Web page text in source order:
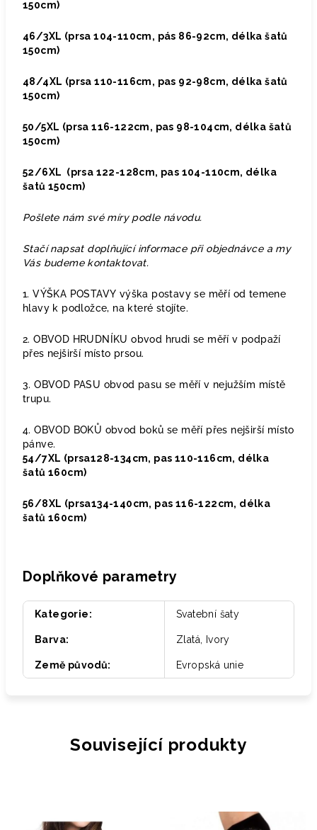
150cm)
46/3XL (prsa 104-110cm, pás 86-92cm, délka šatů
150cm)
48/4XL (prsa 110-116cm, pas 92-98cm, délka šatů
150cm)
50/5XL (prsa 116-122cm, pas 98-104cm, délka šatů
150cm)
52/6XL (prsa 122-128cm, pas 104-110cm, délka
šatů 150cm)
Pošlete nám své míry podle návodu.
Stačí napsat doplňující informace při objednávce a my
Vás budeme kontaktovat.
1. VÝŠKA POSTAVY výška postavy se měří od temene
hlavy k podložce, na které stojíte.
2. OBVOD HRUDNÍKU obvod hrudi se měří v podpaží
přes nejširší místo prsou.
3. OBVOD PASU obvod pasu se měří v nejužším místě
trupu.
4. OBVOD BOKŮ obvod boků se měří přes nejširší místo
pánve.
54/7XL (prsa128-134cm, pas 110-116cm, délka
šatů 160cm)
56/8XL (prsa134-140cm, pas 116-122cm, délka
šatů 160cm)
Doplňkové parametry
Kategorie: Svatební šaty
Barva: Zlatá, Ivory
Země původů: Evropská unie
Související produkty